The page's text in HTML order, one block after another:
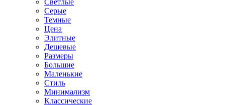
Светлые
Серые
Темные
Цена
Элитные
Дешевые
Размеры
Большие
Маленькие
Стиль
Минимализм
Классические